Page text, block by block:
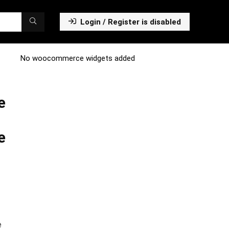
Login / Register is disabled
No woocommerce widgets added